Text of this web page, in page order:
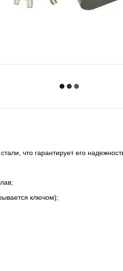
что гарантирует его
ключом);